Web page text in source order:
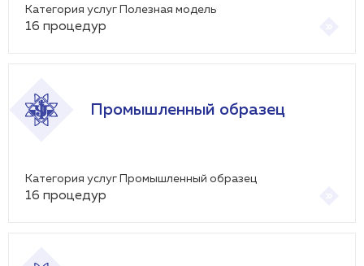
Категория услуг Полезная модель
16 процедур
Промышленный образец
Категория услуг Промышленный образец
16 процедур